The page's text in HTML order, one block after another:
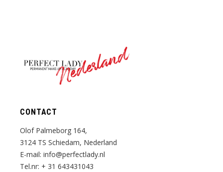
Nederland
CONTACT
Olof Palmeborg 164,
3124 TS Schiedam, Nederland
E-mail:info@perfectlady.nl
Tel.nr: + 31 643431043